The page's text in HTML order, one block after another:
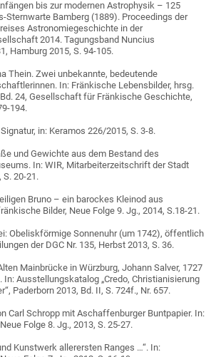
bis zur modernen Astrophysik – 125
Sternwarte Bamberg (1889). Proceedings der
Astronomiegeschichte in der
2014. Tagungsband Nuncius
Hamburg 2015, S. 94-105.
Thein. Zwei unbekannte, bedeutende
In: Fränkische Lebensbilder, hrsg.
24, Gesellschaft für Fränkische Geschichte,
194.
in: Keramos 226/2015, S. 3-8.
und Gewichte aus dem Bestand des
In: WIR, Mitarbeiterzeitschrift der Stadt
S. 20-21.
Bruno – ein barockes Kleinod aus
Bilder, Neue Folge 9. Jg., 2014, S.18-21.
Obeliskförmige Sonnenuhr (um 1742), öffentlich
der DGC Nr. 135, Herbst 2013, S. 36.
Mainbrücke in Würzburg, Johann Salver, 1727
In: Ausstellungskatalog „Credo, Christianisierung
Paderborn 2013, Bd. II, S. 724f., Nr. 657.
Carl Schropp mit Aschaffenburger Buntpapier. In:
Folge 8. Jg., 2013, S. 25-27.
Kunstwerk allerersten Ranges …“. In: